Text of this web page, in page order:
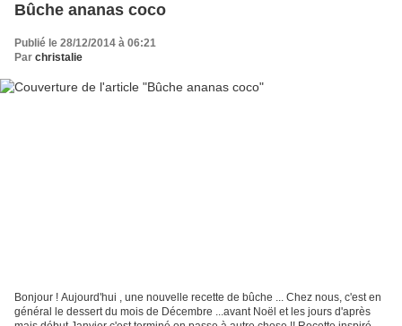
Bûche ananas coco
Publié le 28/12/2014 à 06:21
Par christalie
Bonjour ! Aujourd'hui , une nouvelle recette de bûche ... Chez nous, c'est en
général le dessert du mois de Décembre ...avant Noël et les jours d'après